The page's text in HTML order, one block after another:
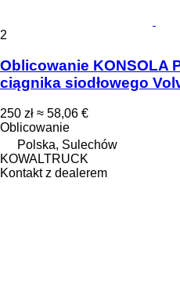
2
Oblicowanie KONSOLA
ciągnika siodłowego
250 zł ≈ 58,06 €
Oblicowanie
Polska, Sulechów
KOWALTRUCK
Kontakt z dealerem